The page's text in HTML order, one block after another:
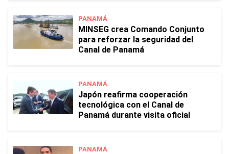
PANAMÁ
MINSEG crea Comando Conjunto
para reforzar la seguridad del
Canal de Panamá
PANAMÁ
Japón reafirma cooperación
tecnológica con el Canal de
Panamá durante visita oficial
PANAMÁ